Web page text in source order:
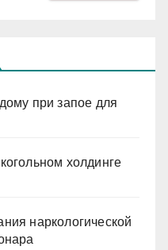
при запое для
холдинге
наркологической